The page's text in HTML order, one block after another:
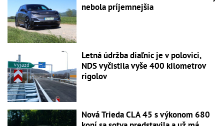
nebola príjemnejšia
Letná údržba diaľnic je v polovici,
NDS vyčistila vyše 400 kilometrov
rigolov
Nová Trieda CLA 45 s výkonom 680